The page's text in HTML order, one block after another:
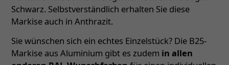
Schwarz. Selbstverständlich erhalten Sie diese
Markise auch in Anthrazit.
Sie wünschen sich ein echtes Einzelstück? Die B25-
Markise aus Aluminium gibt es zudem in allen